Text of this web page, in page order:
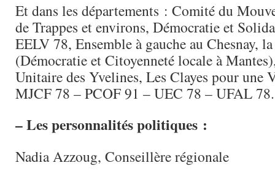
Et dans les départements : Comité du
de Trappes et environs, Démocratie et
EELV 78, Ensemble à gauche au Chesnay,
(Démocratie et Citoyenneté locale à
Unitaire des Yvelines, Les Clayes pour une
MJCF 78 – PCOF 91 – UEC 78 – UFAL 78.
– Les personnalités politiques :
Nadia Azzoug, Conseillère régionale